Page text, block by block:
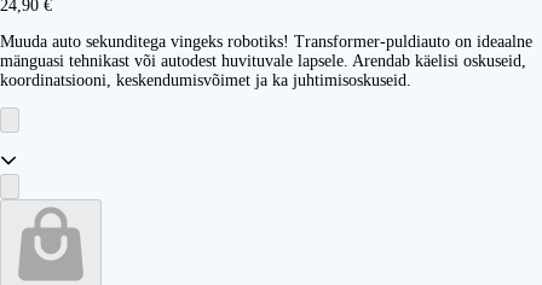
24,90 €
Muuda auto sekunditega vingeks robotiks! Transformer-puldiauto on ideaalne
mänguasi tehnikast või autodest huvituvale lapsele. Arendab käelisi oskuseid,
koordinatsiooni, keskendumisvõimet ja ka juhtimisoskuseid.